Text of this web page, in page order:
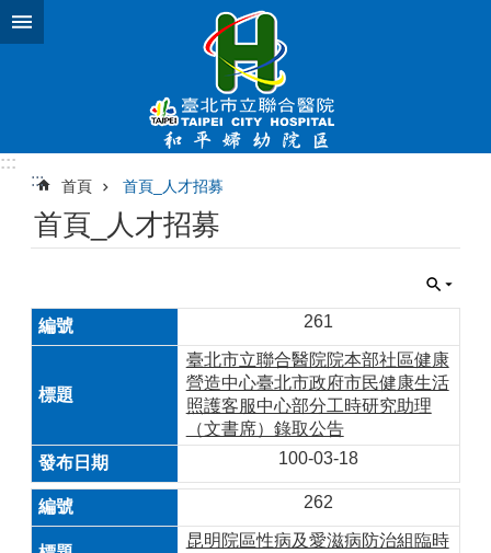
跳到主要內容區塊
:::
:::
首頁 首頁_人才招募
首頁_人才招募
261
臺北市立聯合醫院院本部社區健康
營造中心臺北市政府市民健康生活
照護客服中心部分工時研究助理
（文書席）錄取公告
100-03-18
262
昆明院區性病及愛滋病防治組臨時